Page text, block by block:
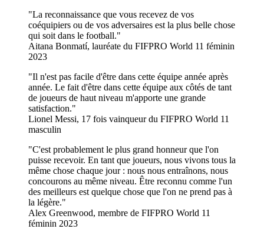
La reconnaissance que vous recevez de vos
coéquipiers ou de vos adversaires est la plus belle chose
qui soit dans le football.
Aitana Bonmatí, lauréate du FIFPRO World 11 féminin
2023
Il n'est pas facile d'être dans cette équipe année après
année. Le fait d'être dans cette équipe aux côtés de tant
de joueurs de haut niveau m'apporte une grande
satisfaction.
Lionel Messi, 17 fois vainqueur du FIFPRO World 11
masculin
C'est probablement le plus grand honneur que l'on
puisse recevoir. En tant que joueurs, nous vivons tous la
même chose chaque jour : nous nous entraînons, nous
concourons au même niveau. Être reconnu comme l'un
des meilleurs est quelque chose que l'on ne prend pas à
la légère.
Alex Greenwood, membre de FIFPRO World 11
féminin 2023